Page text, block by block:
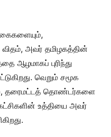
விதம், அவர் தமிழகத்தின்
ஆழமாகப் புரிந்து
வெறும் சமூக
தரைமட்டத் தொண்டர்களை
உத்தியை அவர்